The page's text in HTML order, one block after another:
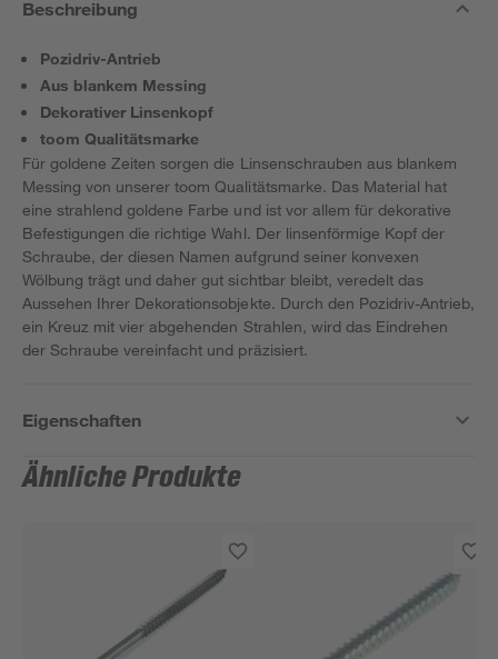
Beschreibung
Pozidriv-Antrieb
Aus blankem Messing
Dekorativer Linsenkopf
toom Qualitätsmarke
Für goldene Zeiten sorgen die Linsenschrauben aus blankem
Messing von unserer toom Qualitätsmarke. Das Material hat
eine strahlend goldene Farbe und ist vor allem für dekorative
Befestigungen die richtige Wahl. Der linsenförmige Kopf der
Schraube, der diesen Namen aufgrund seiner konvexen
Wölbung trägt und daher gut sichtbar bleibt, veredelt das
Aussehen Ihrer Dekorationsobjekte. Durch den Pozidriv-Antrieb,
ein Kreuz mit vier abgehenden Strahlen, wird das Eindrehen
der Schraube vereinfacht und präzisiert.
Eigenschaften
Ähnliche Produkte